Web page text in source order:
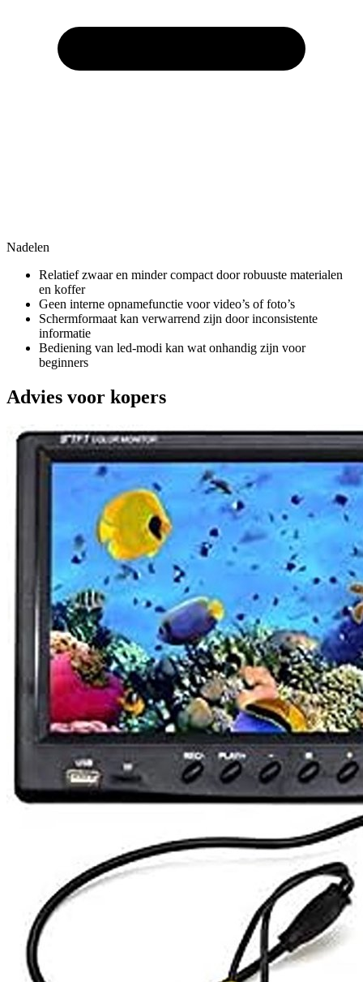
Nadelen
Relatief zwaar en minder compact door robuuste materialen
en koffer
Geen interne opnamefunctie voor video’s of foto’s
Schermformaat kan verwarrend zijn door inconsistente
informatie
Bediening van led-modi kan wat onhandig zijn voor
beginners
Advies voor kopers